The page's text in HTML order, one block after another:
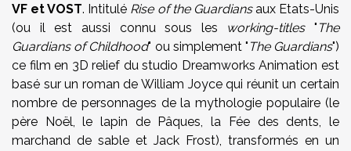
VF et VOST. Intitulé Rise of the Guardiansaux Etats-Unis
(ou il est aussi connu sous les working-titles" The
Guardians of Childhood" ou simplement " The Guardians")
ce film en 3D relief du studio Dreamworks Animation est
basé sur un roman de William Joyce qui réunit un certain
nombre de personnages de la mythologie populaire (le
père Noël, le lapin de Pâques, la Fée des dents, le
marchand de sable et Jack Frost), transformés en un